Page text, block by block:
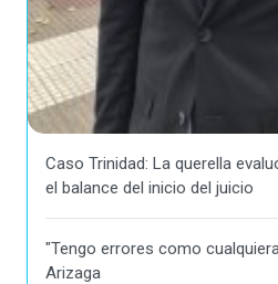
Caso Trinidad: La querella
el balance del inicio del juicio
"Tengo errores como
Arizaga